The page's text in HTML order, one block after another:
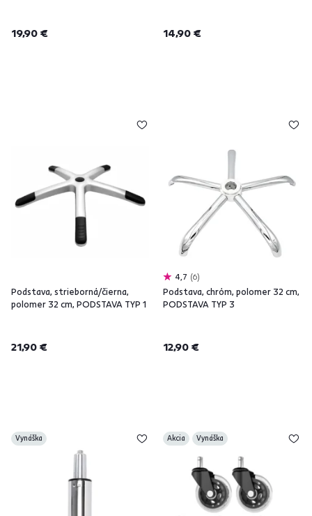
19,90 € 14,90 €
Podstava, strieborná/čierna,
polomer 32 cm, PODSTAVA TYP 1
21,90 €
4,7 6
Podstava, chróm, polomer 32 cm,
PODSTAVA TYP 3
12,90 €
Vynáška Akcia Vynáška